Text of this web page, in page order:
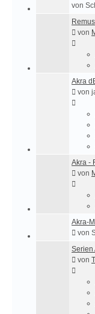
von
von
Akra
von
Akra -
von
Akra-
von
Serien
von